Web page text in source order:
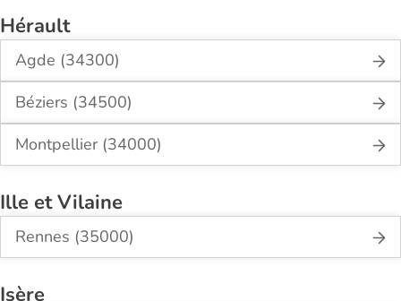
Hérault
Agde (34300)
Béziers (34500)
Montpellier (34000)
Ille et Vilaine
Rennes (35000)
Isère